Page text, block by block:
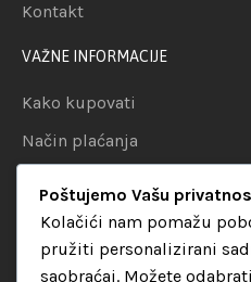
Kontakt
VAŽNE INFORMACIJE
Kako kupovati
Način plaćanja
Politika privatnosti
KATEGORIJE
Poštujemo Vašu
Kolačići nam pomažu
pružiti personalizirani
saobraćaj. Možete